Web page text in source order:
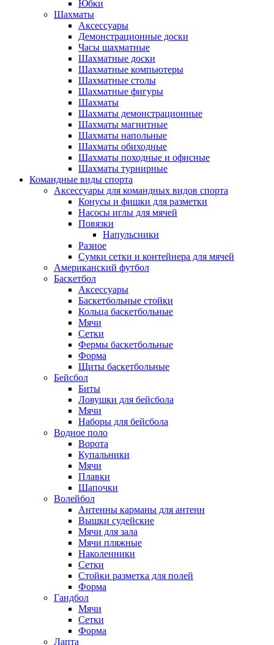
Юбки
Шахматы
Аксессуары
Демонстрационные доски
Часы шахматные
Шахматные доски
Шахматные компьютеры
Шахматные столы
Шахматные фигуры
Шахматы
Шахматы демонстрационные
Шахматы магнитные
Шахматы напольные
Шахматы обиходные
Шахматы походные и офисные
Шахматы турнирные
Командные виды спорта
Аксессуары для командных видов спорта
Конусы и фишки для разметки
Насосы иглы для мячей
Повязки
Напульсники
Разное
Сумки сетки и контейнера для мячей
Американский футбол
Баскетбол
Аксессуары
Баскетбольные стойки
Кольца баскетбольные
Мячи
Сетки
Фермы баскетбольные
Форма
Щиты баскетбольные
Бейсбол
Биты
Ловушки для бейсбола
Мячи
Наборы для бейсбола
Водное поло
Ворота
Купальники
Мячи
Плавки
Шапочки
Волейбол
Антенны карманы для антенн
Вышки судейские
Мячи для зала
Мячи пляжные
Наколенники
Сетки
Стойки разметка для полей
Форма
Гандбол
Мячи
Сетки
Форма
Лапта